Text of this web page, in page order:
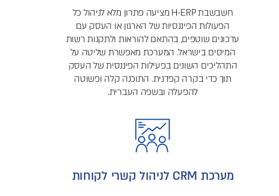
חשבשבת H-ERP מציעה פתרון מלא לניהול כל
הפעולות הפיננסיות של הארגון או העסק עם
עדכונים שוטפים, בהתאם להוראות ולתקנות רשות
המיסים בישראל. המערכת מאפשרת שליטה על
התהליכים השונים בפעילות הפיננסית של העסק
תוך כדי בקרה קפדנית. התוכנה קלה ופשוטה
להפעלה ובשפה העברית.
מערכת CRM לניהול קשרי לקוחות